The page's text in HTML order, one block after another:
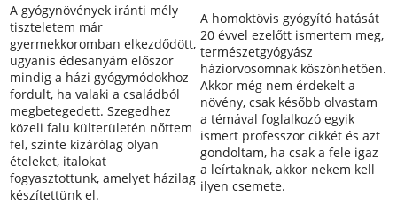
A gyógynövények iránti mély
tiszteletem már
gyermekkoromban elkezdődött,
ugyanis édesanyám először
mindig a házi gyógymódokhoz
fordult, ha valaki a családból
megbetegedett. Szegedhez
közeli falu külterületén nőttem
fel, szinte kizárólag olyan
ételeket, italokat
fogyasztottunk, amelyet házilag
készítettünk el.
A homoktövis gyógyító hatását
20 évvel ezelőtt ismertem meg,
természetgyógyász
háziorvosomnak köszönhetően.
Akkor még nem érdekelt a
növény, csak később olvastam
a témával foglalkozó egyik
ismert professzor cikkét és azt
gondoltam, ha csak a fele igaz
a leírtaknak, akkor nekem kell
ilyen csemete.